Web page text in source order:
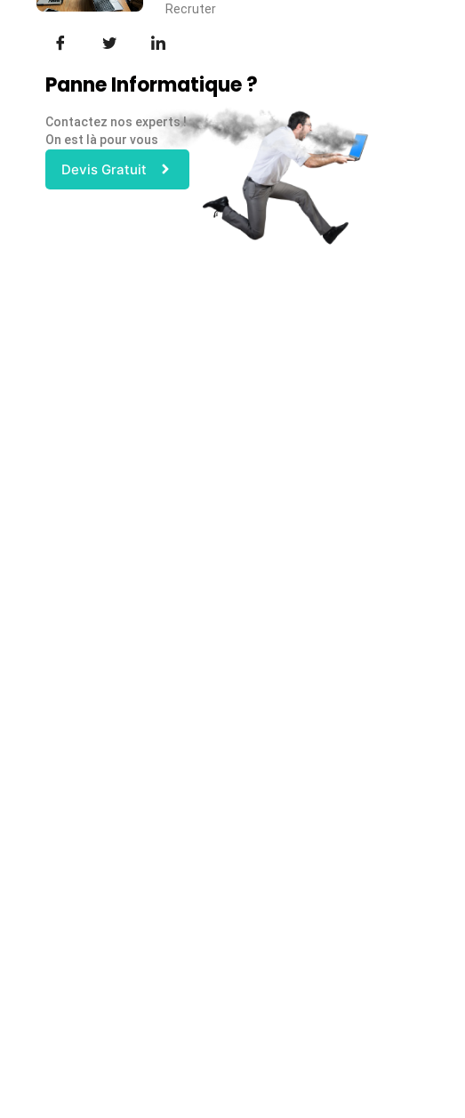
Recruter
Panne Informatique ?
Contactez nos experts !
On est là pour vous
Devis Gratuit